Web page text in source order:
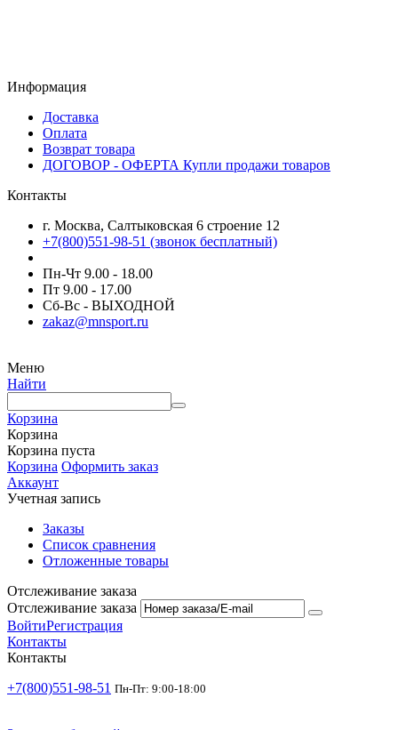
Информация
Доставка
Оплата
Возврат товара
ДОГОВОР - ОФЕРТА Купли продажи товаров
Контакты
г. Москва, Салтыковская 6 строение 12
+7(800)551-98-51 (звонок бесплатный)
Пн-Чт 9.00 - 18.00
Пт 9.00 - 17.00
Сб-Вс - ВЫХОДНОЙ
zakaz@mnsport.ru
Меню
Найти
Корзина
Корзина
Корзина пуста
Корзина Оформить заказ
Аккаунт
Учетная запись
Заказы
Список сравнения
Отложенные товары
Отслеживание заказа
Отслеживание заказа
ВойтиРегистрация
Контакты
Контакты
+7(800)551-98-51 Пн-Пт: 9:00-18:00